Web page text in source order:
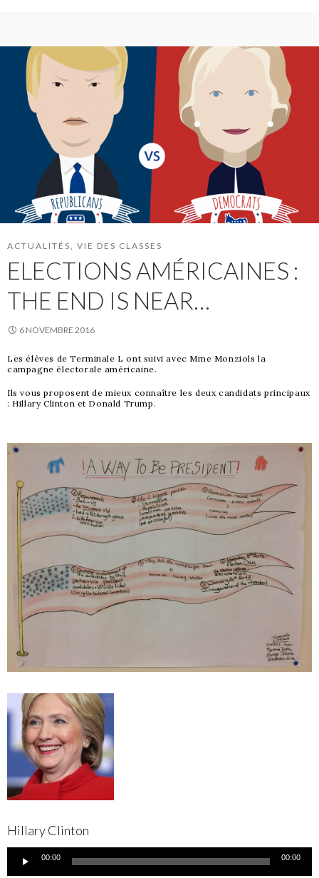
ACTUALITÉS, VIE DES CLASSES
ELECTIONS AMÉRICAINES :
THE END IS NEAR…
6 NOVEMBRE 2016
Les élèves de Terminale L ont suivi avec Mme Monziols la
campagne électorale américaine.
Ils vous proposent de mieux connaître les deux candidats principaux
: Hillary Clinton et Donald Trump.
Hillary Clinton
audio
00:00 00:00